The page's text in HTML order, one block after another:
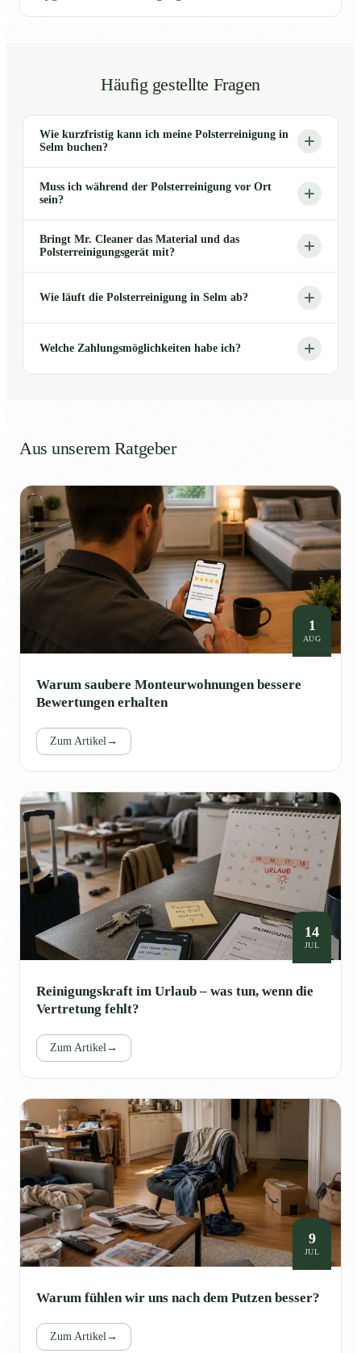
Häufig gestellte Fragen
Wie kurzfristig kann ich meine Polsterreinigung in
Selm buchen?
Muss ich während der Polsterreinigung vor Ort
sein?
Bringt Mr. Cleaner das Material und das
Polsterreinigungsgerät mit?
Wie läuft die Polsterreinigung in Selm ab?
Welche Zahlungsmöglichkeiten habe ich?
Aus unserem Ratgeber
1
AUG
Warum saubere Monteurwohnungen bessere
Bewertungen erhalten
Zum Artikel →
14
JUL
Reinigungskraft im Urlaub – was tun, wenn die
Vertretung fehlt?
Zum Artikel →
9
JUL
Warum fühlen wir uns nach dem Putzen besser?
Zum Artikel →